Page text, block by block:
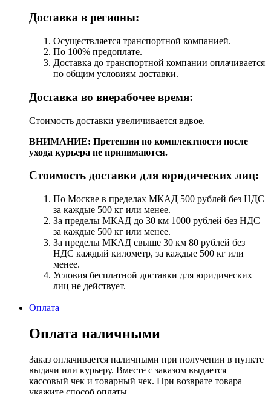
Доставка в регионы:
Осуществляется транспортной компанией.
По 100% предоплате.
Доставка до транспортной компании оплачивается
по общим условиям доставки.
Доставка во внерабочее время:
Стоимость доставки увеличивается вдвое.
ВНИМАНИЕ: Претензии по комплектности после
ухода курьера не принимаются.
Стоимость доставки для юридических лиц:
По Москве в пределах МКАД 500 рублей без НДС
за каждые 500 кг или менее.
За пределы МКАД до 30 км 1000 рублей без НДС
за каждые 500 кг или менее.
За пределы МКАД свыше 30 км 80 рублей без
НДС каждый километр, за каждые 500 кг или
менее.
Условия бесплатной доставки для юридических
лиц не действует.
Оплата
Оплата наличными
Заказ оплачивается наличными при получении в пункте
выдачи или курьеру. Вместе с заказом выдается
кассовый чек и товарный чек. При возврате товара
укажите способ оплаты.